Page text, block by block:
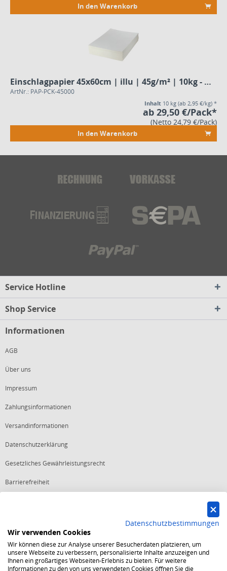
In den Warenkorb
Einschlagpapier 45x60cm | illu | 45g/m² | 10kg - Pack
ArtNr.: PAP-PCK-45000
Inhalt 10 kg (ab 2,95 €/kg) *
ab 29,50 €/Pack*
(Netto 24,79 €/Pack)
In den Warenkorb
Service Hotline
Shop Service
Informationen
AGB
Über uns
Impressum
Zahlungsinformationen
Versandinformationen
Datenschutzerklärung
Gesetzliches Gewährleistungsrecht
Barrierefreiheit
Starker Service
Shops mit dem Excellent Shop Award stehen seit mehr als 5,
10, 15 oder 20 Jahren für ein sicheres und angenehmes
Einkaufserlebnis.
Datenschutzbestimmungen
Wir verwenden Cookies
Wir können diese zur Analyse unserer Besucherdaten platzieren, um
unsere Webseite zu verbessern, personalisierte Inhalte anzuzeigen und
Ihnen ein großartiges Webseiten-Erlebnis zu bieten. Für weitere
Informationen zu den von uns verwendeten Cookies öffnen Sie die